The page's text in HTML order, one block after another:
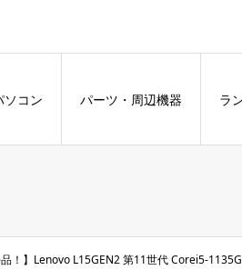
ソコン パーツ・周辺機器 ラ
！】Lenovo L15GEN2 第11世代 Corei5-